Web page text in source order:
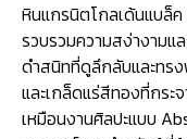
หินแกรนิตโกลเด้นแบล็
รวบรวมความสง่างามแ
ดำสนิทที่ดูลึกลับและทร
และเกล็ดแร่สีทองที่กระ
เหมือนงานศิลปะแบบ